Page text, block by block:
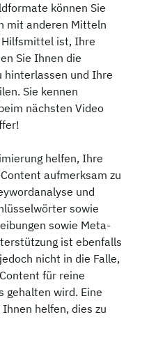
können Sie
mit anderen Mitteln
ist, Ihre
Sie Ihnen die
hinterlassen und Ihre
Sie kennen
nächsten Video
helfen, Ihre
aufmerksam zu
und
sowie
sowie Meta-
ist ebenfalls
nicht in die Falle,
für reine
gehalten wird. Eine
helfen, dies zu